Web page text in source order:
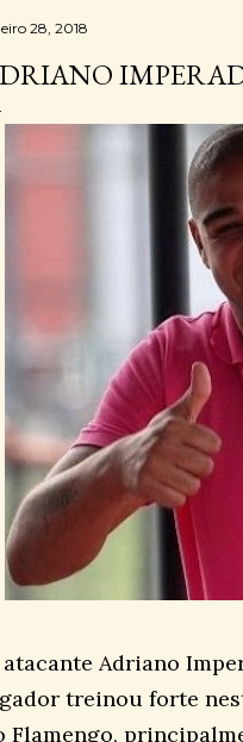
28, 2018
atacante Adriano
treinou forte
Flamengo,